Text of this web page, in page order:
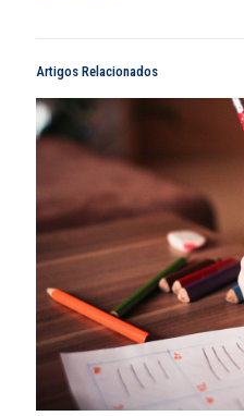
Artigos Relacionados